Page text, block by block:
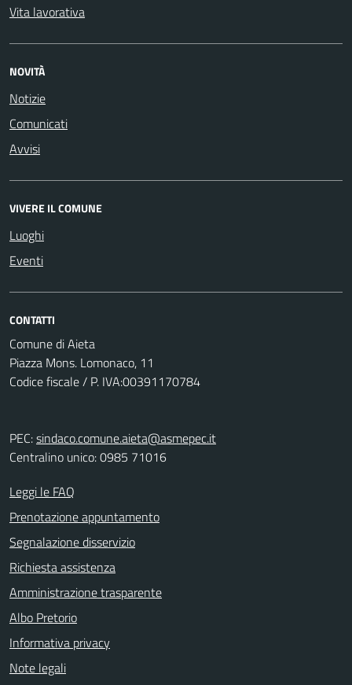
Vita lavorativa
NOVITÀ
Notizie
Comunicati
Avvisi
VIVERE IL COMUNE
Luoghi
Eventi
CONTATTI
Comune di Aieta
Piazza Mons. Lomonaco, 11
Codice fiscale / P. IVA:00391170784
PEC:sindaco.comune.aieta@asmepec.it
Centralino unico: 0985 71016
Leggi le FAQ
Prenotazione appuntamento
Segnalazione disservizio
Richiesta assistenza
Amministrazione trasparente
Albo Pretorio
Informativa privacy
Note legali